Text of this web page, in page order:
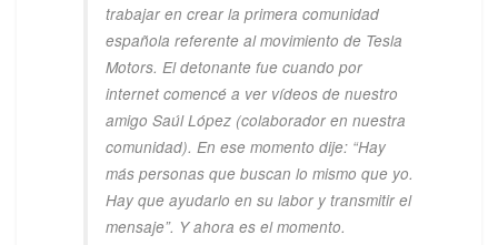
trabajar en crear la primera comunidad
española referente al movimiento de Tesla
Motors. El detonante fue cuando por
internet comencé a ver vídeos de nuestro
amigo Saúl López (colaborador en nuestra
comunidad). En ese momento dije: “Hay
más personas que buscan lo mismo que yo.
Hay que ayudarlo en su labor y transmitir el
mensaje”. Y ahora es el momento.